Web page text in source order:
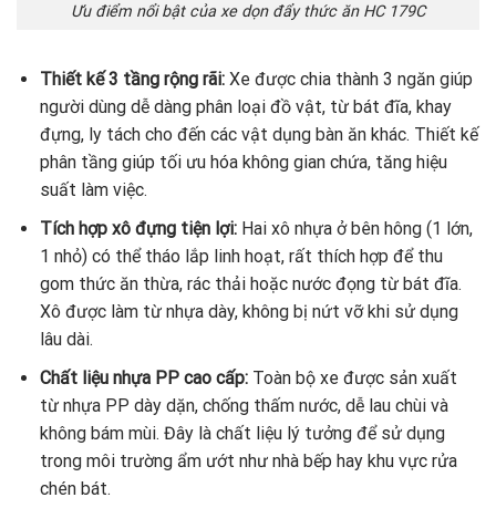
Ưu điểm nổi bật của xe dọn đẩy thức ăn HC 179C
Thiết kế 3 tầng rộng rãi: Xe được chia thành 3 ngăn giúp
người dùng dễ dàng phân loại đồ vật, từ bát đĩa, khay
đựng, ly tách cho đến các vật dụng bàn ăn khác. Thiết kế
phân tầng giúp tối ưu hóa không gian chứa, tăng hiệu
suất làm việc.
Tích hợp xô đựng tiện lợi: Hai xô nhựa ở bên hông (1 lớn,
1 nhỏ) có thể tháo lắp linh hoạt, rất thích hợp để thu
gom thức ăn thừa, rác thải hoặc nước đọng từ bát đĩa.
Xô được làm từ nhựa dày, không bị nứt vỡ khi sử dụng
lâu dài.
Chất liệu nhựa PP cao cấp: Toàn bộ xe được sản xuất
từ nhựa PP dày dặn, chống thấm nước, dễ lau chùi và
không bám mùi. Đây là chất liệu lý tưởng để sử dụng
trong môi trường ẩm ướt như nhà bếp hay khu vực rửa
chén bát.